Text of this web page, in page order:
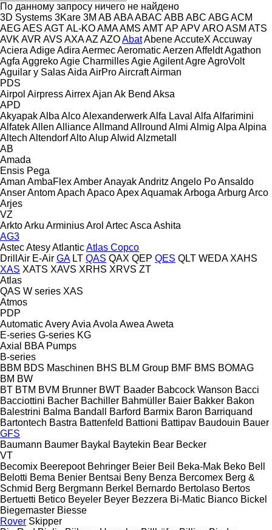
По данному запросу ничего не найдено
3D Systems 3Kare 3M AB ABAABAC ABB ABC ABGACM
AEGAES AGTAL-KOAMAAMS AMTAP APVAROASM ATS
AVK AVR AVS AXAAZ AZOAbatAbeneAccuteX Accuway
Aciera AdigeAdira AermecAeromaticAerzen AffeldtAgathon
Agfa AggrekoAgie CharmillesAgieAgilentAgreAgroVolt
Aguilar y SalasAida AirProAircraftAirman
PDS
Airpol AirpressAirrexAjan Ak Bend Aksa
APD
AkyapakAlba AlcoAlexanderwerkAlfa Laval Alfa Alfarimini
AlfatekAllen AllianceAllmand Allround Almi Almig Alpa Alpina
Altech AltendorfAltoAlupAlwid Alzmetall
AB
Amada
Ensis Pega
Aman AmbaFlexAmberAnayakAndritz Angelo PoAnsaldo
AnserAntomApach ApacoApexAquamakArboga Arburg Arco
Arjes
VZ
ArktoArku ArminiusArol ArtecAsca Ashita
AG3
AstecAtesyAtlanticAtlas Copco
DrillAir E-Air GA LT QAS QAX QEP QES QLT WEDA XAHS
XAS XATS XAVS XRHS XRVS ZT
Atlas
QAS W series XAS
Atmos
PDP
AutomaticAveryAvia Avola Awea Aweta
E-series G-series KG
Axial
BBA Pumps
B-series
BBM BDS Maschinen BHS BLM Group BMF BMS BOMAG
BM BW
BT BTM BVM Brunner BWT Baader Babcock Wanson Bacci
Bacciottini Bacher Bachiller Bahmüller Baier Bakker Bakon
Balestrini Balma Bandall Barford Barmix Baron Barriquand
Bartontech Bastra Battenfeld Battioni Battipav Baudouin Bauer
GFS
Baumann Baumer Baykal Baytekin Bear Becker
VT
Becomix Beerepoot Behringer Beier Beil Beka-Mak Beko Bell
Belotti Bema Benier Bentsai Beny Benza Bercomex Berg &
Schmid Berg Bergmann Berkel Bernardo Bertolaso Bertos
Bertuetti Betico Beyeler Beyer Bezzera Bi-Matic Bianco Bickel
Biegemaster Biesse
Rover Skipper